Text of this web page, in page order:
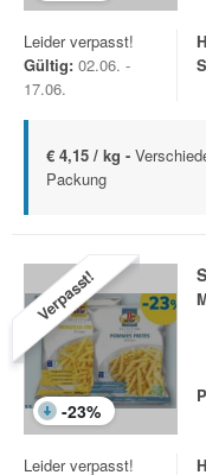
Leider verpasst!
Gültig: 02.06. -
17.06.
€ 4,15 / kg -
Packung
Verpasst!
-23%
Leider verpasst!